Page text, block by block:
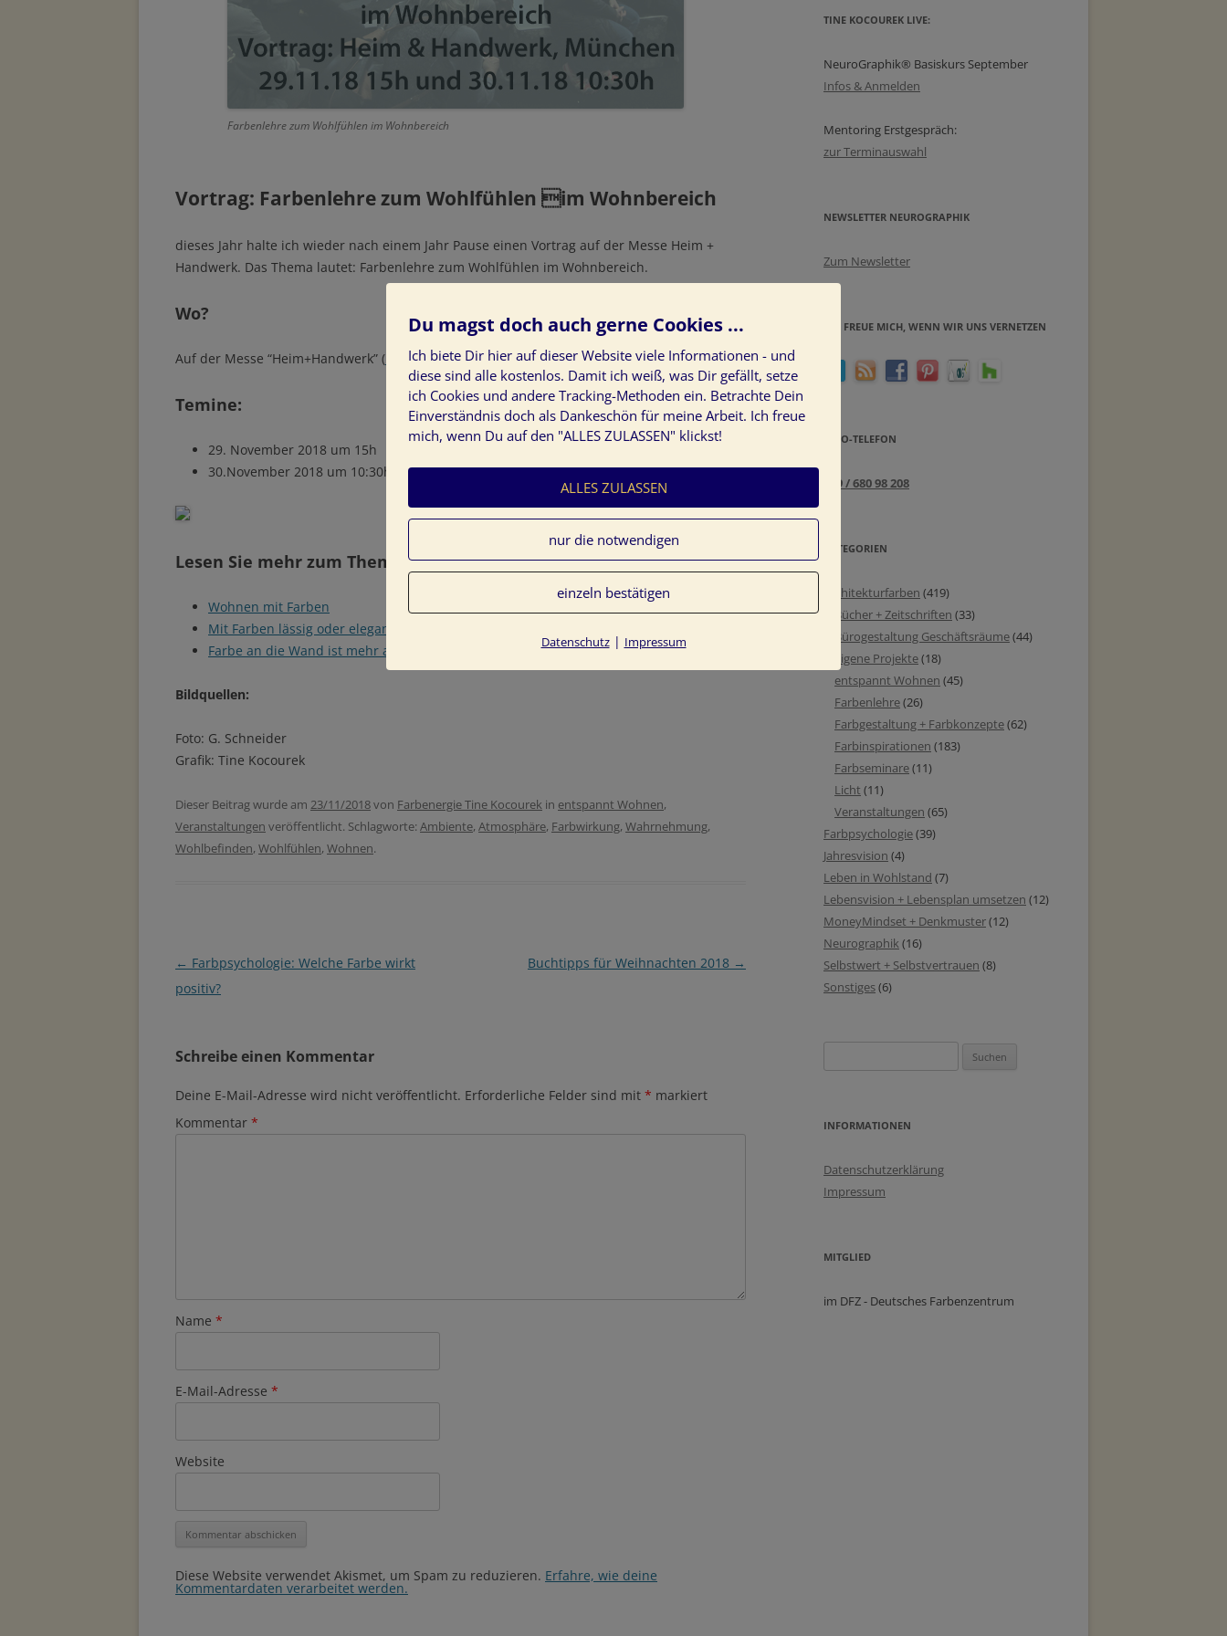
Farbenlehre zum Wohlfühlen im Wohnbereich
Vortrag: Farbenlehre zum Wohlfühlen im Wohnbereich
dieses Jahr halte ich wieder nach einem Jahr Pause einen Vortrag auf der Messe Heim +
Handwerk. Das Thema lautet: Farbenlehre zum Wohlfühlen im Wohnbereich.
Wo?
Auf der Messe “Heim+Handwerk” ( ) in München im Wohntheater Halle A3
Temine:
29. November 2018 um 15h
30.November 2018 um 10:30h
Lesen Sie mehr zum Thema:
Wohnen mit Farben
Mit Farben lässig oder elegant wohnen
Farbe an die Wand ist mehr als schöner Wohnen
Bildquellen:
Foto: G. Schneider
Grafik: Tine Kocourek
Dieser Beitrag wurde am 23/11/2018von Farbenergie Tine Kocourek in entspannt Wohnen,
Veranstaltungen veröffentlicht. Schlagworte: Ambiente, Atmosphäre, Farbwirkung, Wahrnehmung,
Wohlbefinden, Wohlfühlen, Wohnen.
Beitragsnavigation
← Farbpsychologie: Welche Farbe wirkt
positiv?
Buchtipps für Weihnachten 2018 →
Schreibe einen Kommentar
Deine E-Mail-Adresse wird nicht veröffentlicht. Erforderliche Felder sind mit * markiert
Kommentar *
Name *
E-Mail-Adresse *
Website
Diese Website verwendet Akismet, um Spam zu reduzieren. Erfahre, wie deine
Kommentardaten verarbeitet werden.
TINE KOCOUREK LIVE:
NeuroGraphik® Basiskurs September
Infos & Anmelden
Mentoring Erstgespräch:
zur Terminauswahl
NEWSLETTER NEUROGRAPHIK
Zum Newsletter
ICH FREUE MICH, WENN WIR UNS VERNETZEN
INFO-TELEFON
089 / 680 98 208
KATEGORIEN
Architekturfarben (419)
Bücher + Zeitschriften (33)
Bürogestaltung Geschäftsräume(44)
eigene Projekte(18)
entspannt Wohnen (45)
Farbenlehre(26)
Farbgestaltung + Farbkonzepte(62)
Farbinspirationen (183)
Farbseminare(11)
Licht (11)
Veranstaltungen (65)
Farbpsychologie(39)
Jahresvision (4)
Leben in Wohlstand (7)
Lebensvision + Lebensplan umsetzen (12)
MoneyMindset + Denkmuster(12)
Neurographik(16)
Selbstwert + Selbstvertrauen (8)
Sonstiges(6)
nach:
INFORMATIONEN
Datenschutzerklärung
Impressum
MITGLIED
im DFZ - Deutsches Farbenzentrum
Du magst doch auch gerne Cookies ...
Ich biete Dir hier auf dieser Website viele Informationen - und
diese sind alle kostenlos. Damit ich weiß, was Dir gefällt, setze
ich Cookies und andere Tracking-Methoden ein. Betrachte Dein
Einverständnis doch als Dankeschön für meine Arbeit. Ich freue
mich, wenn Du auf den "ALLES ZULASSEN" klickst!
ALLES ZULASSEN
nur die notwendigen
einzeln bestätigen
Datenschutz| Impressum